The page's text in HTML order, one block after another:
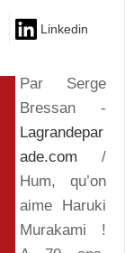
Linkedin
Par Serge
Bressan -
Lagrandepar
ade.com /
Hum, qu’on
aime Haruki
Murakami !